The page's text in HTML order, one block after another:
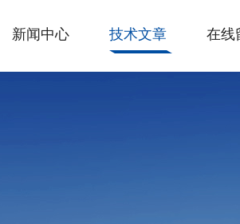
新闻中心 技术文章 在线